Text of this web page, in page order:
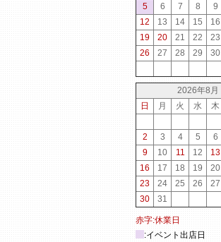
5
6 7 8 9
12
13 14 15 16
19
20 21 22 23
26
27 28 29 30
2026年8月
日
月 火 水 木
2
3 4 5 6
9
10 11 12 13
16
17 18 19 20
23
24 25 26 27
30
31
赤字:休業日
:イベント出店日